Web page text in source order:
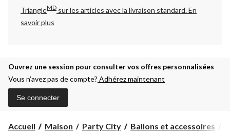
TriangleMD sur les articles avec la livraison standard.En
savoir plus
Ouvrez une session pour consulter vos offres personnalisées
Vous n’avez pas de compte? Adhérez maintenant
Se connecter
Accueil Maison Party City Ballons et accessoires